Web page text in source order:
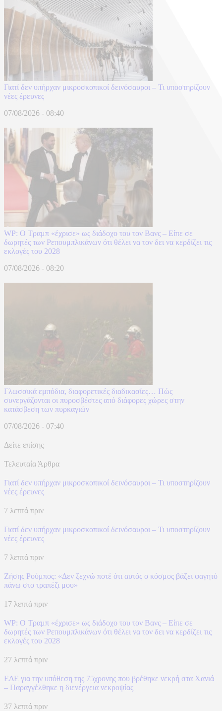
Γιατί δεν υπήρχαν μικροσκοπικοί δεινόσαυροι – Τι υποστηρίζουν
νέες έρευνες
07/08/2026 - 08:40
WP: Ο Τραμπ «έχρισε» ως διάδοχο του τον Βανς – Είπε σε
δωρητές των Ρεπουμπλικάνων ότι θέλει να τον δει να κερδίζει τις
εκλογές του 2028
07/08/2026 - 08:20
Γλωσσικά εμπόδια, διαφορετικές διαδικασίες… Πώς
συνεργάζονται οι πυροσβέστες από διάφορες χώρες στην
κατάσβεση των πυρκαγιών
07/08/2026 - 07:40
Δείτε επίσης
Τελευταία Άρθρα
Γιατί δεν υπήρχαν μικροσκοπικοί δεινόσαυροι – Τι υποστηρίζουν
νέες έρευνες
7 λεπτά πριν
Γιατί δεν υπήρχαν μικροσκοπικοί δεινόσαυροι – Τι υποστηρίζουν
νέες έρευνες
7 λεπτά πριν
Ζήσης Ρούμπος: «Δεν ξεχνώ ποτέ ότι αυτός ο κόσμος βάζει φαγητό
πάνω στο τραπέζι μου»
17 λεπτά πριν
WP: Ο Τραμπ «έχρισε» ως διάδοχο του τον Βανς – Είπε σε
δωρητές των Ρεπουμπλικάνων ότι θέλει να τον δει να κερδίζει τις
εκλογές του 2028
27 λεπτά πριν
ΕΔΕ για την υπόθεση της 75χρονης που βρέθηκε νεκρή στα Χανιά
– Παραγγέλθηκε η διενέργεια νεκροψίας
37 λεπτά πριν